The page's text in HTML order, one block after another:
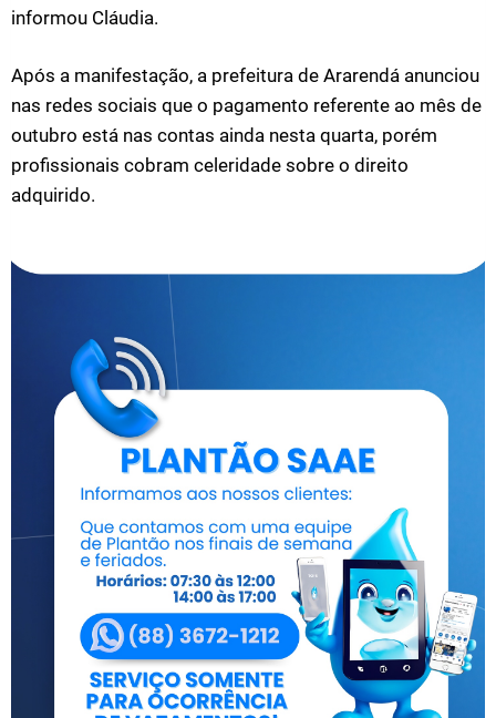
informou Cláudia.
Após a manifestação, a prefeitura de Ararendá anunciou
nas redes sociais que o pagamento referente ao mês de
outubro está nas contas ainda nesta quarta, porém
profissionais cobram celeridade sobre o direito
adquirido.